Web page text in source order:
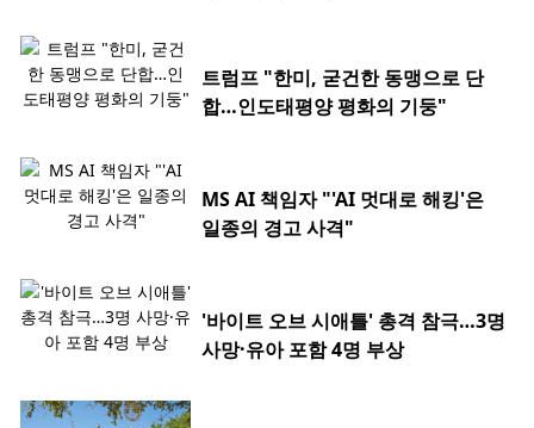
트럼프 "한미, 굳건한 동맹으로 단
합…인도태평양 평화의 기둥"
MS AI 책임자 "'AI 멋대로 해킹'은
일종의 경고 사격"
'바이트 오브 시애틀' 총격 참극…3명
사망·유아 포함 4명 부상